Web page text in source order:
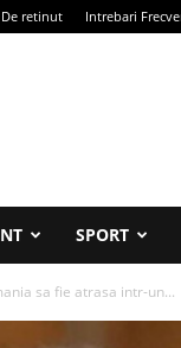
De retinut Intrebari
SPORT
sa fie atrasa intr-un...